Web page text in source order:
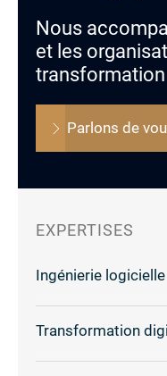
Nous
et les
Parlons de
EXPERTISES
Ingénierie logicielle
Transformation